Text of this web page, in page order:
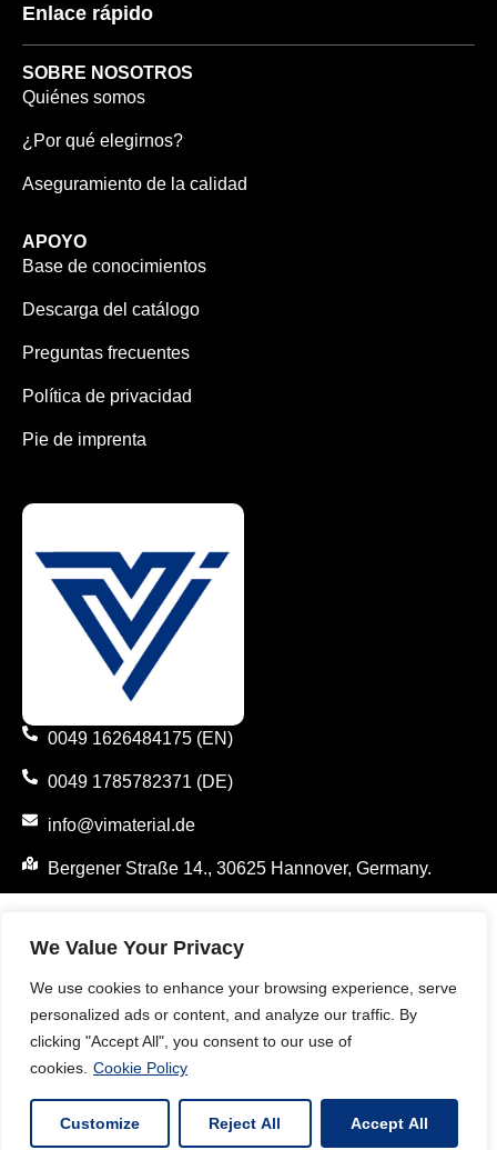
We Value Your Privacy
We use cookies to enhance your browsing experience, serve
personalized ads or content, and analyze our traffic. By
clicking "Accept All", you consent to our use of
cookies. Cookie Policy
Customize Reject All Accept All
Enlace rápido
SOBRE NOSOTROS
Quiénes somos
¿Por qué elegirnos?
Aseguramiento de la calidad
APOYO
Base de conocimientos
Descarga del catálogo
Preguntas frecuentes
Política de privacidad
Pie de imprenta
0049 1626484175 (EN)
0049 1785782371 (DE)
info@vimaterial.de
Bergener Straße 14., 30625 Hannover, Germany.